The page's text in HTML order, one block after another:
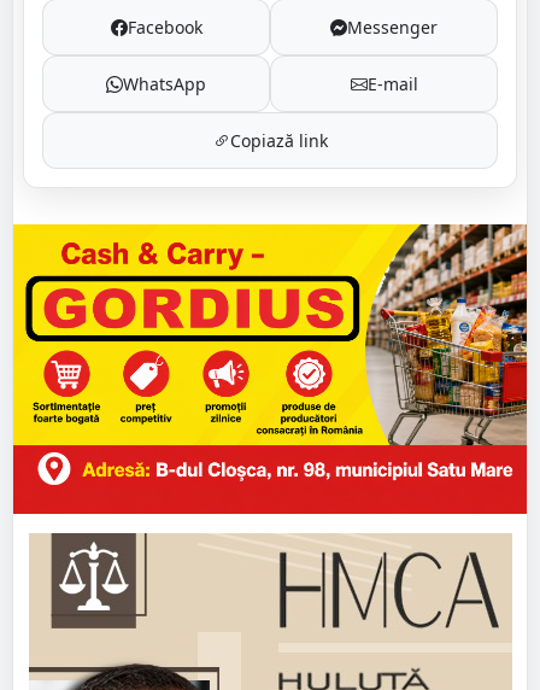
Facebook Messenger
WhatsApp E-mail
Copiază link